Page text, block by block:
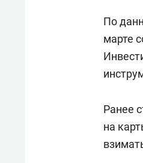
По
марте
Ранее
на